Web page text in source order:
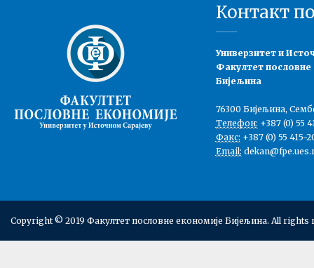
Контакт
Универзитет и
Факултет пословне
Бијељина
76300 Бијељина,
Телефон: +387 (0) 55
Факс: +387 (0) 55 415-
Email:
Copyright © 2019 Факултет пословне економије Бијељина. All rights